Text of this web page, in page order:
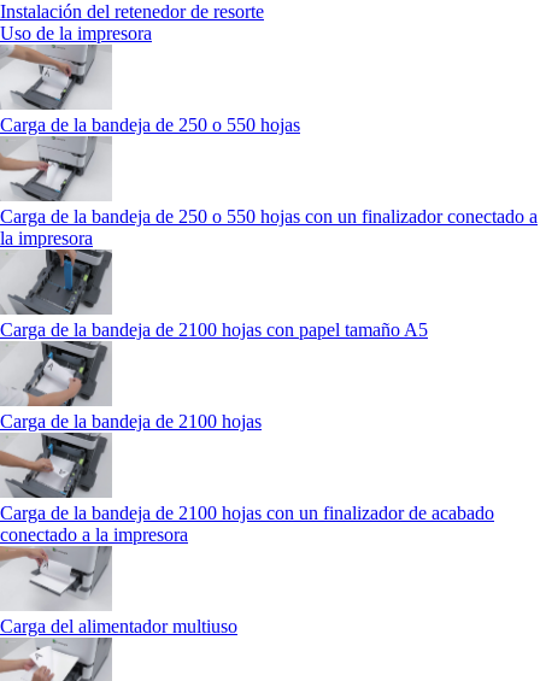
Instalación del retenedor de resorte
Uso de la impresora
Carga de la bandeja de 250 o 550 hojas
Carga de la bandeja de 250 o 550 hojas con un finalizador conectado a
la impresora
Carga de la bandeja de 2100 hojas con papel tamaño A5
Carga de la bandeja de 2100 hojas
Carga de la bandeja de 2100 hojas con un finalizador de acabado
conectado a la impresora
Carga del alimentador multiuso